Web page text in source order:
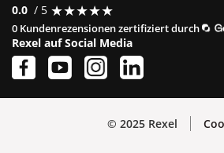
0.0 / 5 ★★★★★
★★★★★
0 Kundenrezensionen zertifiziert durch
Rexel auf Social Media
© 2025 Rexel